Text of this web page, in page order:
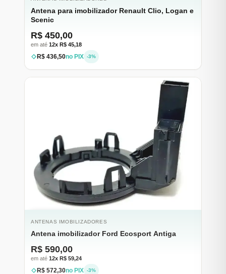
Antena para imobilizador Renault Clio, Logan e
Scenic
R$ 450,00
em até 12x R$ 45,18
R$ 436,50no PIX -3%
ESGOTADO
ANTENAS IMOBILIZADORES
Antena imobilizador Ford Ecosport Antiga
R$ 590,00
em até 12x R$ 59,24
R$ 572,30no PIX -3%